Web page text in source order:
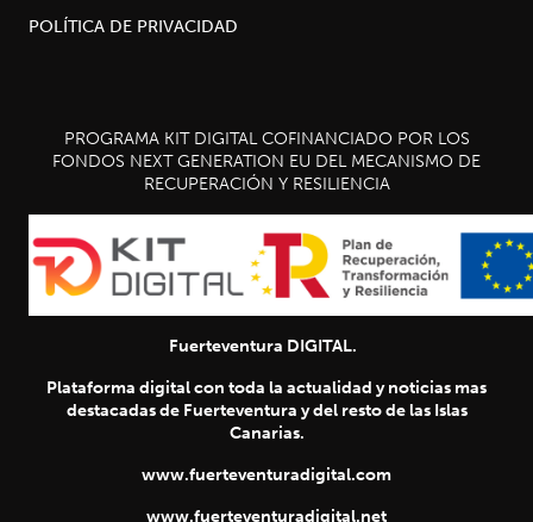
POLÍTICA DE PRIVACIDAD
PROGRAMA KIT DIGITAL COFINANCIADO POR LOS
FONDOS NEXT GENERATION EU DEL MECANISMO DE
RECUPERACIÓN Y RESILIENCIA
Fuerteventura DIGITAL.
Plataforma digital con toda la actualidad y noticias mas
destacadas de Fuerteventura y del resto de las Islas
Canarias.
www.fuerteventuradigital.com
www.fuerteventuradigital.net